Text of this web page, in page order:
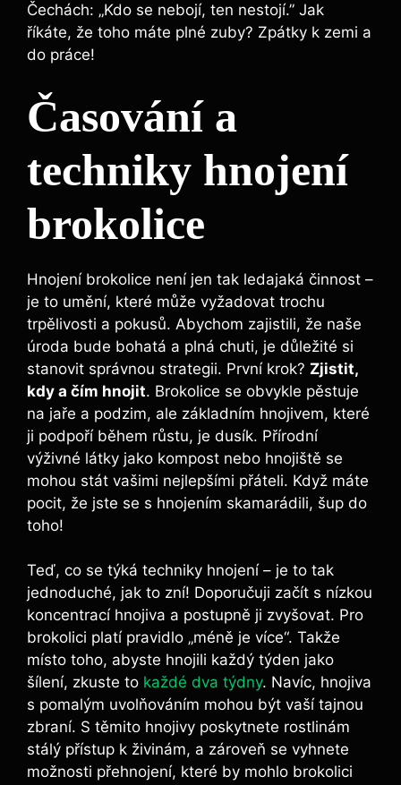
‍Čechách: „Kdo ⁤se nebojí, ten nestojí.” Jak
říkáte, že ​toho ⁣máte plné zuby? ⁣Zpátky k zemi a⁣
do práce!
Časování a
techniky hnojení
brokolice
Hnojení ⁤brokolice není jen tak ‌ledajaká⁣ činnost –
je to umění, které může vyžadovat trochu
trpělivosti a pokusů. Abychom zajistili, že naše
úroda bude ​bohatá⁣ a plná chuti, je důležité si
stanovit správnou strategii. První krok?‍ Zjistit,
kdy a čím⁢ hnojit. ⁢Brokolice se ⁣obvykle pěstuje
na jaře a podzim, ale základním ⁤hnojivem, které
ji podpoří během růstu, je dusík. Přírodní
výživné látky jako kompost nebo hnojiště se
mohou stát vašimi nejlepšími⁤ přáteli. Když máte
pocit, že jste se s hnojením skamarádili,‍ šup do
toho!
Teď, co se týká techniky hnojení –⁣ je⁣ to tak
jednoduché, jak to‌ zní! Doporučuji začít s nízkou​
koncentrací hnojiva a postupně ji zvyšovat. Pro
brokolici platí ⁢pravidlo ⁢„méně ⁤je více“. Takže
místo toho, ‍abyste ⁣hnojili každý týden jako
šílení, zkuste to‌ každé dva týdny. Navíc, hnojiva​
s pomalým uvolňováním ‌mohou⁤ být vaší tajnou
zbraní. ⁣S ⁤těmito ​hnojivy‌ poskytnete rostlinám
stálý přístup k živinám,‌ a ​zároveň se vyhnete
‍možnosti ‌přehnojení, ⁣které‍ by ​mohlo brokolici